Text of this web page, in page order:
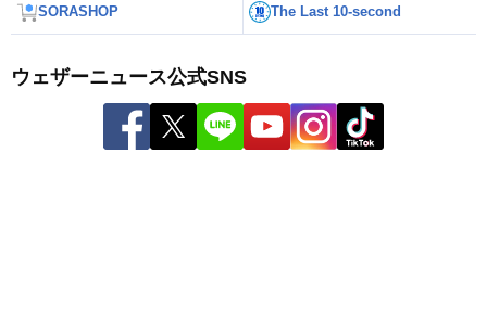
SORASHOP The Last 10-second
ウェザーニュース公式SNS